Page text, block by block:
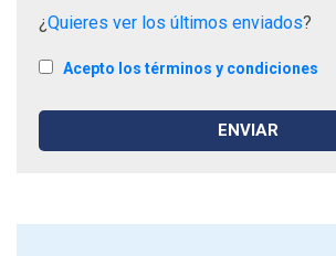
¿Quieres ver los últimos enviados?
Acepto los términos y condiciones